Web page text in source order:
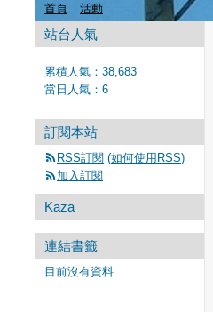
首頁 活動
站台人氣
累積人氣： 38,683
當日人氣： 6
訂閱本站
RSS訂閱 (如何使用RSS)
加入訂閱
Kaza
連結書籤
目前沒有資料